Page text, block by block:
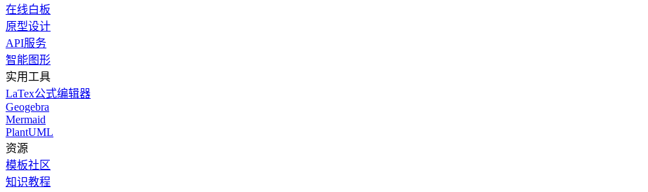
在线白板
原型设计
API服务
智能图形
实用工具
LaTex公式编辑器
Geogebra
Mermaid
PlantUML
资源
模板社区
知识教程